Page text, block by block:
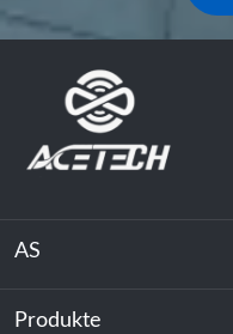
AS
Über uns
Produkte